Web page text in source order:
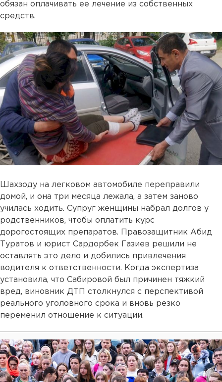
обязан оплачивать ее лечение из собственных
средств.
Шахзоду на легковом автомобиле переправили
домой, и она три месяца лежала, а затем заново
училась ходить. Супруг женщины набрал долгов у
родственников, чтобы оплатить курс
дорогостоящих препаратов. Правозащитник Абид
Туратов и юрист Сардорбек Газиев решили не
оставлять это дело и добились привлечения
водителя к ответственности. Когда экспертиза
установила, что Сабировой был причинен тяжкий
вред, виновник ДТП столкнулся с перспективой
реального уголовного срока и вновь резко
переменил отношение к ситуации.